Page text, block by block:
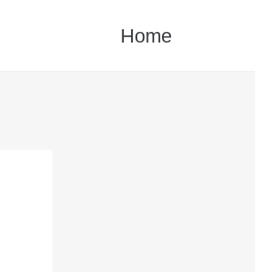
Home